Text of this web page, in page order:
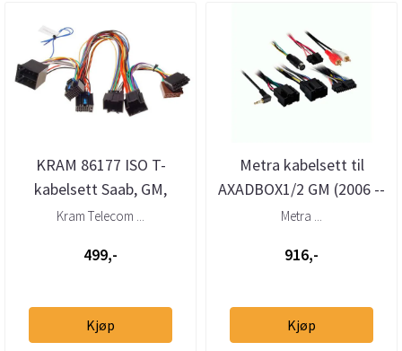
KRAM 86177 ISO T-
kabelsett Saab, GM,
Suzuki (2005-->)
Kram Telecom ...
499,-
Kjøp
Metra kabelsett til
AXADBOX1/2 GM (2006 --
>) m/LAN 29
Metra ...
916,-
Kjøp